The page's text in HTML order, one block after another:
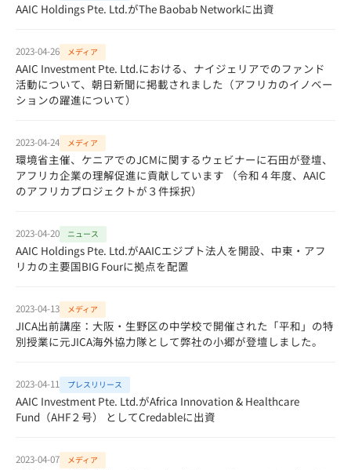
AAIC Holdings Pte. Ltd.がThe Baobab Networkに出資
2023-04-26 メディア
AAIC Investment Pte. Ltd.における、ナイジェリアでのファンド
活動について、朝日新聞に掲載されました（アフリカのイノベー
ションの躍進について）
2023-04-24 メディア
環境省主催、ケニアでのJCMに関するウェビナーに石田が登壇、
アフリカ企業の理解促進に貢献しています （令和４年度、AAIC
のアフリカプロジェクトが３件採択）
2023-04-20 ニュース
AAIC Holdings Pte. Ltd.がAAICエジプト法人を開設、中東・アフ
リカの主要国BIG Fourに拠点を配置
2023-04-13 メディア
JICA出前講座：大阪・生野区の中学校で開催された「平和」の特
別授業に元JICA海外協力隊として弊社の小郷が登壇しました。
2023-04-11 プレスリリース
AAIC Investment Pte. Ltd.がAfrica Innovation & Healthcare
Fund（AHF２号） としてCredableに出資
2023-04-07 メディア